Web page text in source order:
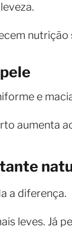
nutrição
e
aumenta
a diferença.
leves. Já